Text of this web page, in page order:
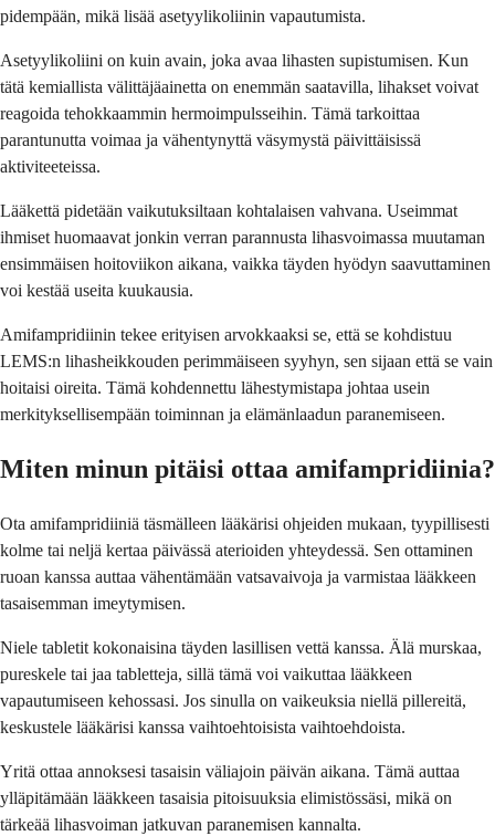
pidempään, mikä lisää asetyylikoliinin vapautumista.
Asetyylikoliini on kuin avain, joka avaa lihasten supistumisen. Kun
tätä kemiallista välittäjäainetta on enemmän saatavilla, lihakset voivat
reagoida tehokkaammin hermoimpulsseihin. Tämä tarkoittaa
parantunutta voimaa ja vähentynyttä väsymystä päivittäisissä
aktiviteeteissa.
Lääkettä pidetään vaikutuksiltaan kohtalaisen vahvana. Useimmat
ihmiset huomaavat jonkin verran parannusta lihasvoimassa muutaman
ensimmäisen hoitoviikon aikana, vaikka täyden hyödyn saavuttaminen
voi kestää useita kuukausia.
Amifampridiinin tekee erityisen arvokkaaksi se, että se kohdistuu
LEMS:n lihasheikkouden perimmäiseen syyhyn, sen sijaan että se vain
hoitaisi oireita. Tämä kohdennettu lähestymistapa johtaa usein
merkityksellisempään toiminnan ja elämänlaadun paranemiseen.
Miten minun pitäisi ottaa amifampridiinia?
Ota amifampridiiniä täsmälleen lääkärisi ohjeiden mukaan, tyypillisesti
kolme tai neljä kertaa päivässä aterioiden yhteydessä. Sen ottaminen
ruoan kanssa auttaa vähentämään vatsavaivoja ja varmistaa lääkkeen
tasaisemman imeytymisen.
Niele tabletit kokonaisina täyden lasillisen vettä kanssa. Älä murskaa,
pureskele tai jaa tabletteja, sillä tämä voi vaikuttaa lääkkeen
vapautumiseen kehossasi. Jos sinulla on vaikeuksia niellä pillereitä,
keskustele lääkärisi kanssa vaihtoehtoisista vaihtoehdoista.
Yritä ottaa annoksesi tasaisin väliajoin päivän aikana. Tämä auttaa
ylläpitämään lääkkeen tasaisia pitoisuuksia elimistössäsi, mikä on
tärkeää lihasvoiman jatkuvan paranemisen kannalta.